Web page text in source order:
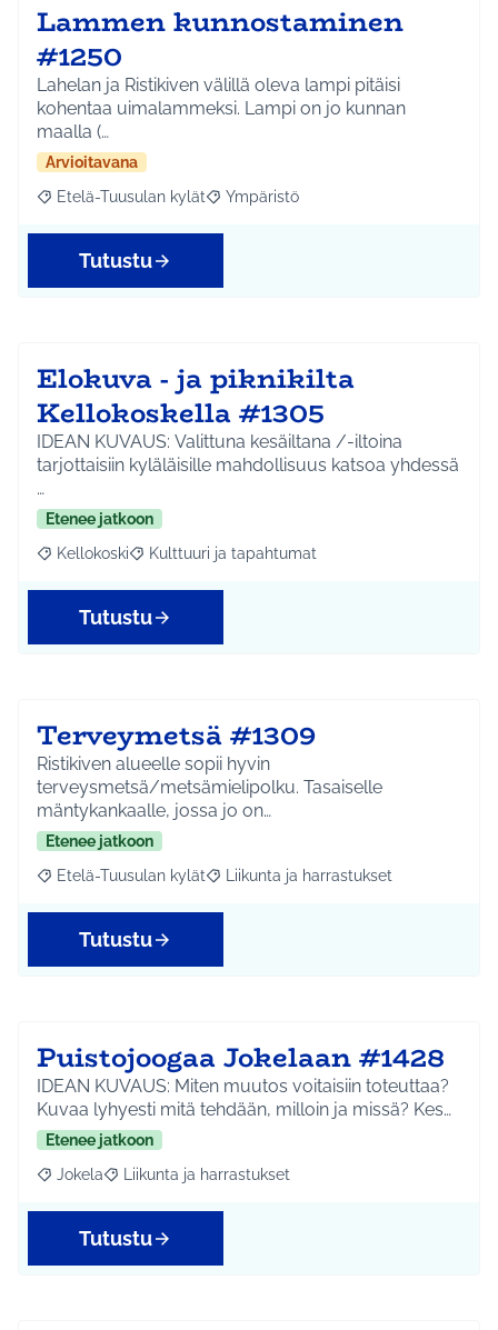
Lammen kunnostaminen
#1250
Lahelan ja Ristikiven välillä oleva lampi pitäisi
kohentaa uimalammeksi. Lampi on jo kunnan
maalla (…
Arvioitavana
Rajaa tulokset aihepiirin mukaan: Etelä-Tuusulan kylät
Etelä-Tuusulan kylät Rajaa tulokset teeman mukaan:
Ympäristö
Tutustu
Elokuva - ja piknikilta
Kellokoskella #1305
IDEAN KUVAUS: Valittuna kesäiltana /-iltoina
tarjottaisiin kyläläisille mahdollisuus katsoa yhdessä
…
Etenee jatkoon
Rajaa tulokset aihepiirin mukaan: Kellokoski
Kellokoski Rajaa tulokset teeman mukaan: Kulttuuri ja
Kulttuuri ja tapahtumat
Tutustu
Terveymetsä #1309
Ristikiven alueelle sopii hyvin
terveysmetsä/metsämielipolku. Tasaiselle
mäntykankaalle, jossa jo on…
Etenee jatkoon
Rajaa tulokset aihepiirin mukaan: Etelä-Tuusulan kylät
Etelä-Tuusulan kylät Rajaa tulokset teeman mukaan:
Liikunta ja harrastukset
Tutustu
Puistojoogaa Jokelaan #1428
IDEAN KUVAUS: Miten muutos voitaisiin toteuttaa?
Kuvaa lyhyesti mitä tehdään, milloin ja missä? Kes…
Etenee jatkoon
Rajaa tulokset aihepiirin mukaan: Jokela
Jokela Rajaa tulokset teeman mukaan: Liikunta ja
Liikunta ja harrastukset
Tutustu